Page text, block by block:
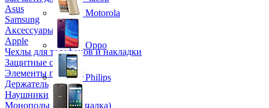
Asus
Samsung
Аксессуары
Apple
Чехлы для телефонов и накладки
Защитные стекла
Элементы питания
Держатель
Наушники
Моноподы (Селфи палка)
Motorola
Oppo
Philips